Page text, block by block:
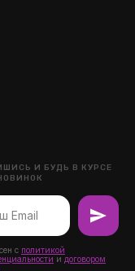
И БУДЬ В КУРСЕ
с политикой
и договором